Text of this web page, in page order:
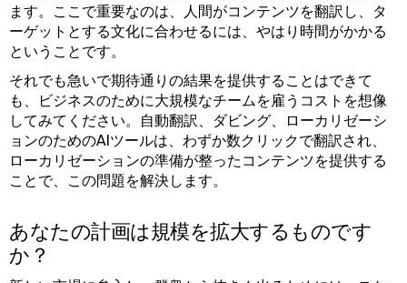
ます。ここで重要なのは、人間がコンテンツを翻訳し、タ
ーゲットとする文化に合わせるには、やはり時間がかかる
ということです。
それでも急いで期待通りの結果を提供することはできて
も、ビジネスのために大規模なチームを雇うコストを想像
してみてください。自動翻訳、ダビング、ローカリゼーシ
ョンのためのAIツールは、わずか数クリックで翻訳され、
ローカリゼーションの準備が整ったコンテンツを提供する
ことで、この問題を解決します。
あなたの計画は規模を拡大するものです
か？